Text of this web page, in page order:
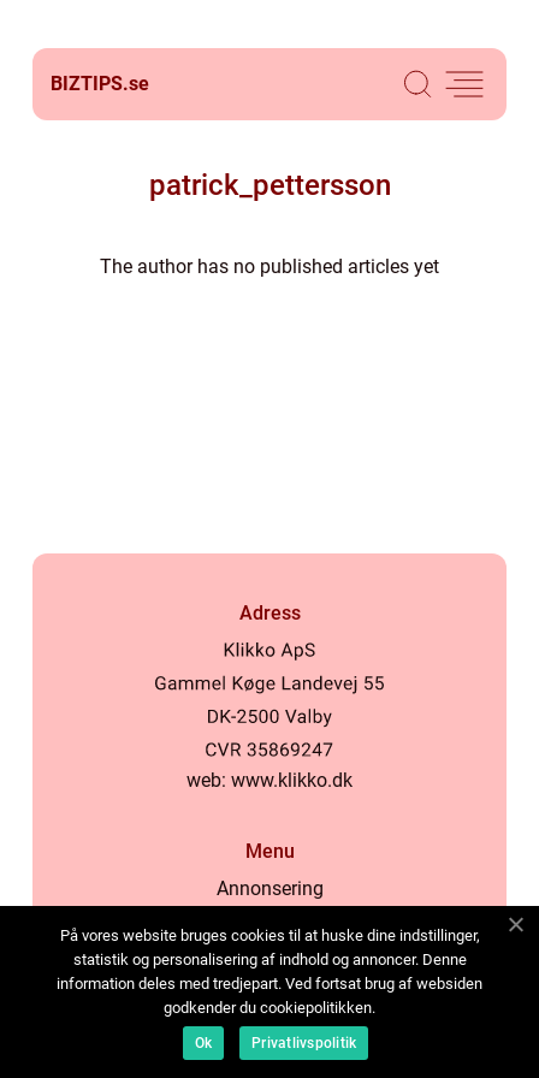
BIZTIPS.se
patrick_pettersson
The author has no published articles yet
Adress
web: www.klikko.dk
Menu
Annonsering
Cookies
Kontakta oss
Sitemap
På vores website bruges cookies til at huske dine indstillinger,
statistik og personalisering af indhold og annoncer. Denne
information deles med tredjepart. Ved fortsat brug af websiden
godkender du cookiepolitikken.
Ok Privatlivspolitik